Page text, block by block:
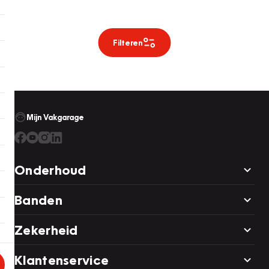
Filteren
Mijn Vakgarage
Onderhoud
Banden
Zekerheid
Klantenservice